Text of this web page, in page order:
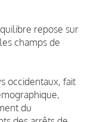
repose sur
champs de
occidentaux, fait
du